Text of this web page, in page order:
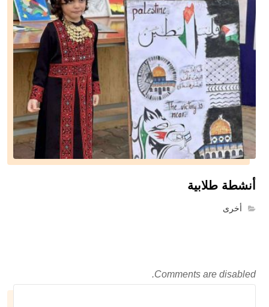
أنشطة طلابية
أخرى
Comments are disabled.